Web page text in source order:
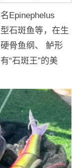
Epinephelus
石斑鱼等，在生
骨鱼纲、 鲈形
“石斑王”的美